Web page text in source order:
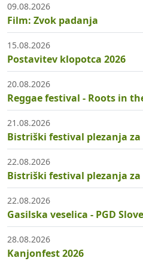
09.08.2026
Film: Zvok padanja
15.08.2026
Postavitev klopotca 2026
20.08.2026
Reggae festival - Roots in
21.08.2026
Bistriški festival plezanja
22.08.2026
Bistriški festival plezanja
22.08.2026
Gasilska veselica - PGD
28.08.2026
Kanjonfest 2026